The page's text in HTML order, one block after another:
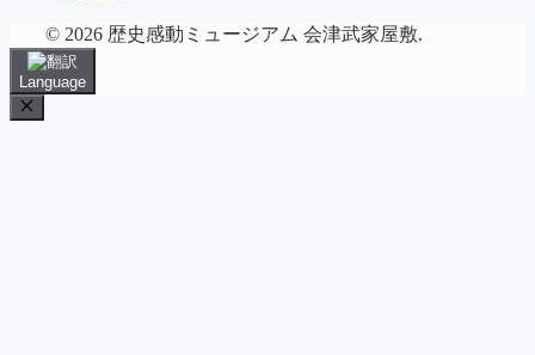
© 2026 歴史感動ミュージアム 会津武家屋敷.
Language
Close